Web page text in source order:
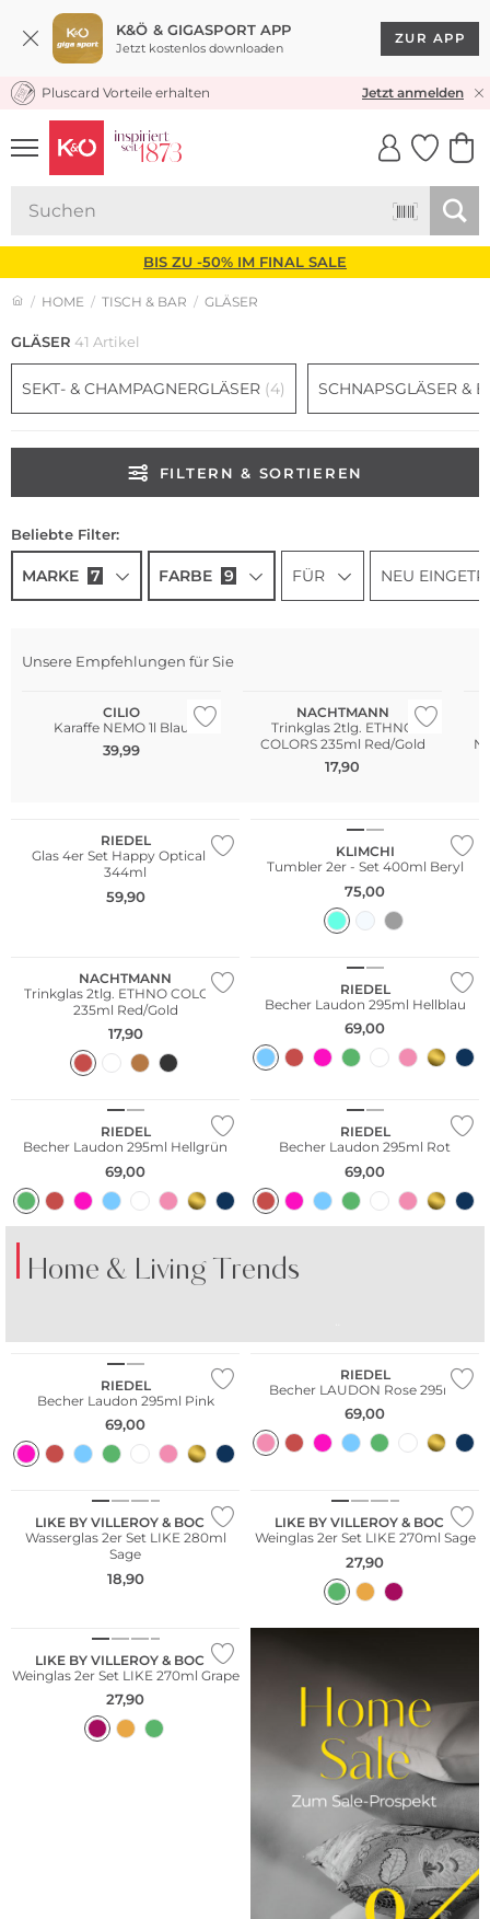
K&Ö & GIGASPORT APP
Jetzt kostenlos downloaden
ZUR APP
KOSTENLOSER VERSAND* & RÜCKVERSAND
Pluscard Vorteile erhalten Jetzt anmelden
UNSERE APP
CLICK &
BIS ZU -50% IM FINAL SALE
HOME TISCH & BAR GLÄSER
GLÄSER 41 Artikel
SEKT- & CHAMPAGNERGLÄSER (4) SCHNAPSGLÄSER &
FILTERN & SORTIEREN
Beliebte Filter:
MARKE 7 FARBE 9 FÜR NEU
Unsere Empfehlungen für Sie
CILIO
Karaffe NEMO 1l Blau
39,99
NACHTMANN
Trinkglas 2tlg. ETHNO
COLORS 235ml Red/Gold
17,90
RIEDEL
Glas 4er Set Happy Optical O
344ml
59,90
KLIMCHI
Tumbler 2er - Set 400ml Beryl
75,00
NACHTMANN
Trinkglas 2tlg. ETHNO COLORS
235ml Red/Gold
17,90
RIEDEL
Becher Laudon 295ml Hellblau
69,00
RIEDEL
Becher Laudon 295ml Hellgrün
69,00
RIEDEL
Becher Laudon 295ml Rot
69,00
Home & Living Trends
RIEDEL
Becher Laudon 295ml Pink
69,00
RIEDEL
Becher LAUDON Rose 295ml
69,00
Multi Pack
LIKE BY VILLEROY & BOCH
Wasserglas 2er Set LIKE 280ml
Sage
18,90
LIKE BY VILLEROY & BOCH
Weinglas 2er Set LIKE 270ml Sage
27,90
LIKE BY VILLEROY & BOCH
Weinglas 2er Set LIKE 270ml Grape
27,90